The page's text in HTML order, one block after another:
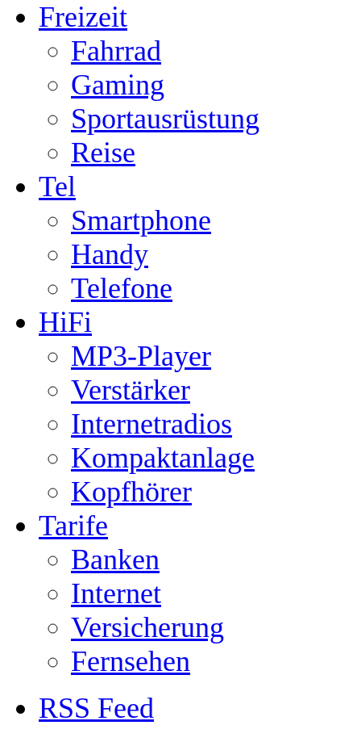
Freizeit
Fahrrad
Gaming
Sportausrüstung
Reise
Tel
Smartphone
Handy
Telefone
HiFi
MP3-Player
Verstärker
Internetradios
Kompaktanlage
Kopfhörer
Tarife
Banken
Internet
Versicherung
Fernsehen
RSS Feed